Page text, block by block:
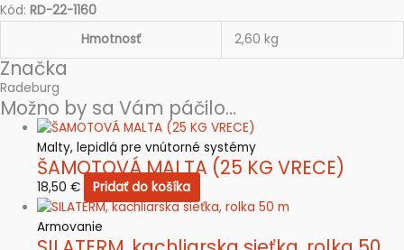
Kód: RD-22-1160
Hmotnosť
2,60 kg
Značka
Radeburg
Možno by sa Vám páčilo…
Malty, lepidlá pre vnútorné systémy
ŠAMOTOVÁ MALTA (25 KG VRECE)
18,50€ Pridať do košíka
Armovanie